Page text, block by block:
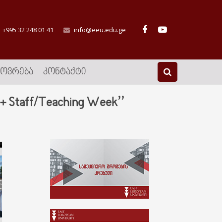
+995 32 248 01 41 info@eeu.edu.ge
ᲙᲝᲜᲢᲐᲥᲢᲘ
Teaching Week’’